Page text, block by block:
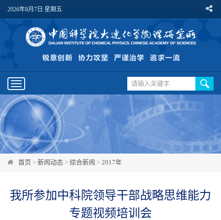
2026年8月7日 星期五
Toggle
navigation
首页 > 新闻动态 > 综合新闻 > 2017年
我所参加中科院领导干部战略思维能力
专题视频培训会